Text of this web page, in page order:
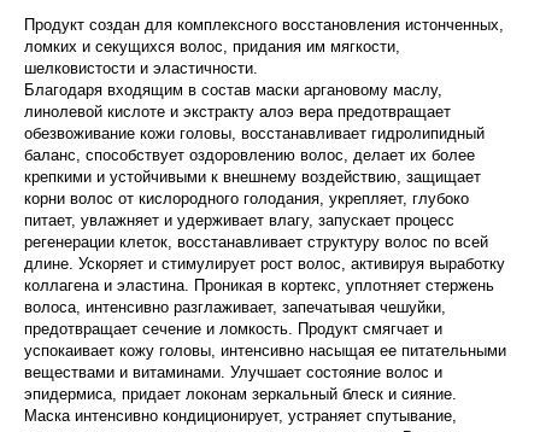
Продукт создан для комплексного восстановления истонченных,
ломких и секущихся волос, придания им мягкости,
шелковистости и эластичности.
Благодаря входящим в состав маски аргановому маслу,
линолевой кислоте и экстракту алоэ вера предотвращает
обезвоживание кожи головы, восстанавливает гидролипидный
баланс, способствует оздоровлению волос, делает их более
крепкими и устойчивыми к внешнему воздействию, защищает
корни волос от кислородного голодания, укрепляет, глубоко
питает, увлажняет и удерживает влагу, запускает процесс
регенерации клеток, восстанавливает структуру волос по всей
длине. Ускоряет и стимулирует рост волос, активируя выработку
коллагена и эластина. Проникая в кортекс, уплотняет стержень
волоса, интенсивно разглаживает, запечатывая чешуйки,
предотвращает сечение и ломкость. Продукт смягчает и
успокаивает кожу головы, интенсивно насыщая ее питательными
веществами и витаминами. Улучшает состояние волос и
эпидермиса, придает локонам зеркальный блеск и сияние.
Маска интенсивно кондиционирует, устраняет спутывание,